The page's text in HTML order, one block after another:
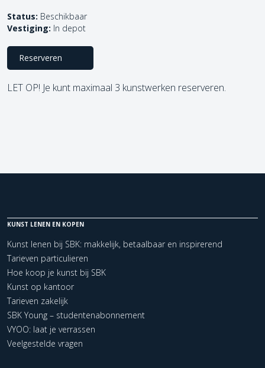
Status: Beschikbaar
Vestiging: In depot
Reserveren
LET OP! Je kunt maximaal 3 kunstwerken reserveren.
KUNST LENEN EN KOPEN
Kunst lenen bij SBK: makkelijk, betaalbaar en inspirerend
Tarieven particulieren
Hoe koop je kunst bij SBK
Kunst op kantoor
Tarieven zakelijk
SBK Young – studentenabonnement
VYOO: laat je verrassen
Veelgestelde vragen